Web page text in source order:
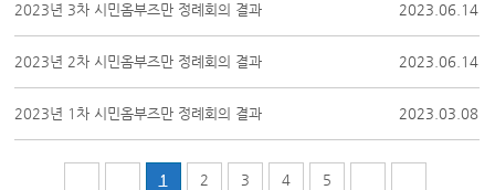
2023년 3차 시민옴부즈만 정례회의 결과 2023.06.14
2023년 2차 시민옴부즈만 정례회의 결과 2023.06.14
2023년 1차 시민옴부즈만 정례회의 결과 2023.03.08
1 2 3 4 5